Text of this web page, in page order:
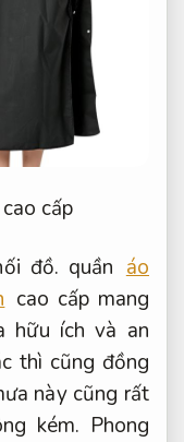
cấp
đồ. quần áo
cao cấp mang
hữu ích và an
thì cũng đồng
này cũng rất
kém. Phong